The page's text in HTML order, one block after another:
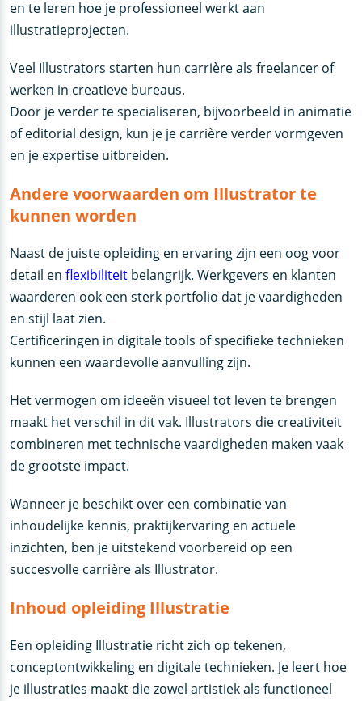
en te leren hoe je professioneel werkt aan
illustratieprojecten.
Veel Illustrators starten hun carrière als freelancer of
werken in creatieve bureaus.
Door je verder te specialiseren, bijvoorbeeld in animatie
of editorial design, kun je je carrière verder vormgeven
en je expertise uitbreiden.
Andere voorwaarden om Illustrator te
kunnen worden
Naast de juiste opleiding en ervaring zijn een oog voor
detail enflexibiliteit belangrijk. Werkgevers en klanten
waarderen ook een sterk portfolio dat je vaardigheden
en stijl laat zien.
Certificeringen in digitale tools of specifieke technieken
kunnen een waardevolle aanvulling zijn.
Het vermogen om ideeën visueel tot leven te brengen
maakt het verschil in dit vak. Illustrators die creativiteit
combineren met technische vaardigheden maken vaak
de grootste impact.
Wanneer je beschikt over een combinatie van
inhoudelijke kennis, praktijkervaring en actuele
inzichten, ben je uitstekend voorbereid op een
succesvolle carrière als Illustrator.
Inhoud opleiding Illustratie
Een opleiding Illustratie richt zich op tekenen,
conceptontwikkeling en digitale technieken. Je leert hoe
je illustraties maakt die zowel artistiek als functioneel